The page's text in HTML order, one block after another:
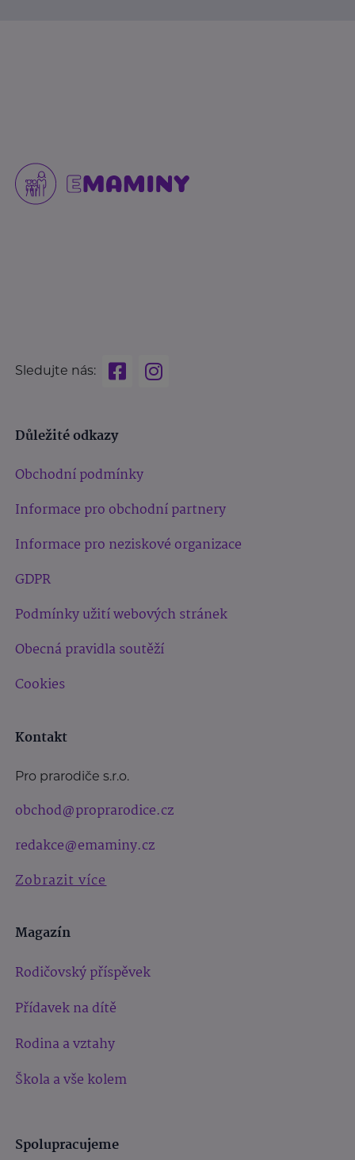
Sledujte nás:
Důležité odkazy
Obchodní podmínky
Informace pro obchodní partnery
Informace pro neziskové organizace
GDPR
Podmínky užití webových stránek
Obecná pravidla soutěží
Cookies
Kontakt
Pro prarodiče s.r.o.
obchod@proprarodice.cz
redakce@emaminy.cz
Zobrazit více
Magazín
Rodičovský příspěvek
Přídavek na dítě
Rodina a vztahy
Škola a vše kolem
Spolupracujeme